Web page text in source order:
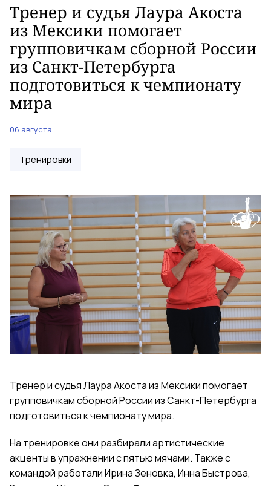
Тренер и судья Лаура Акоста
из Мексики помогает
групповичкам сборной России
из Санкт-Петербурга
подготовиться к чемпионату
мира
06 августа
Тренировки
Тренер и судья Лаура Акоста из Мексики помогает
групповичкам сборной России из Санкт-Петербурга
подготовиться к чемпионату мира.
На тренировке они разбирали артистические
акценты в упражнении с пятью мячами. Также с
командой работали Ирина Зеновка, Инна Быстрова,
Вероника Шаткова, Ольга Фролова.